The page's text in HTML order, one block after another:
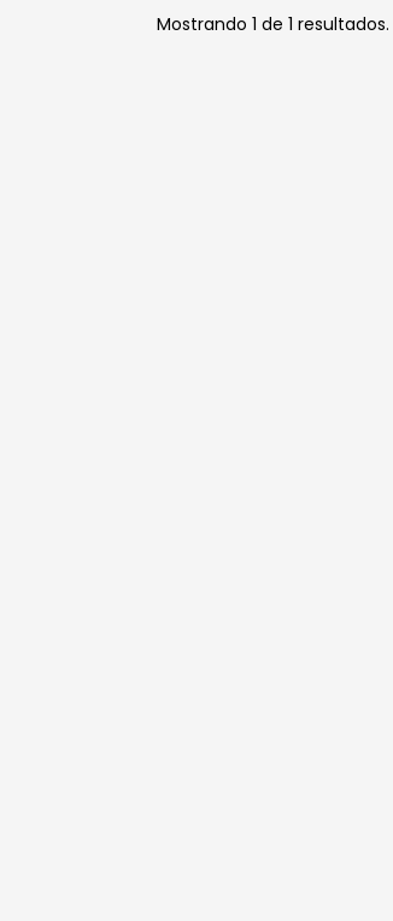
Mostrando 1 de 1 resultados.